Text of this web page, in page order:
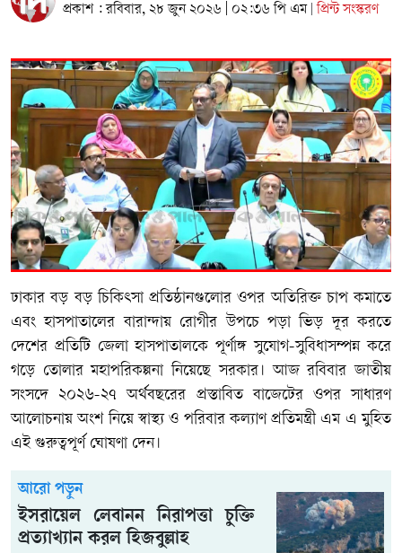
প্রকাশ : রবিবার, ২৮ জুন ২০২৬ | ০২:৩৬ পি এম প্রিন্ট সংস্করণ
ঢাকার বড় বড় চিকিৎসা প্রতিষ্ঠানগুলোর ওপর অতিরিক্ত চাপ কমাতে
এবং হাসপাতালের বারান্দায় রোগীর উপচে পড়া ভিড় দূর করতে
দেশের প্রতিটি জেলা হাসপাতালকে পূর্ণাঙ্গ সুযোগ-সুবিধাসম্পন্ন করে
গড়ে তোলার মহাপরিকল্পনা নিয়েছে সরকার। আজ রবিবার জাতীয়
সংসদে ২০২৬-২৭ অর্থবছরের প্রস্তাবিত বাজেটের ওপর সাধারণ
আলোচনায় অংশ নিয়ে স্বাস্থ্য ও পরিবার কল্যাণ প্রতিমন্ত্রী এম এ মুহিত
এই গুরুত্বপূর্ণ ঘোষণা দেন।
আরো পড়ুন
ইসরায়েল লেবানন নিরাপত্তা চুক্তি
প্রত্যাখ্যান করল হিজবুল্লাহ